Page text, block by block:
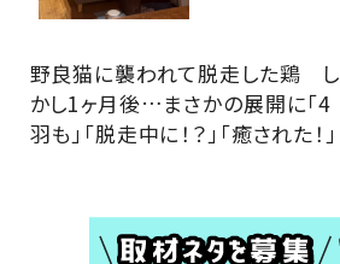
野良猫に襲われて脱走した鶏 し
かし1ヶ月後…まさかの展開に「4
羽も」「脱走中に！？」「癒された！」